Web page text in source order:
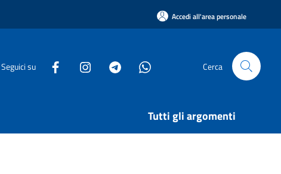
Accedi all'area personale
Seguici su Cerca
Tutti gli argomenti